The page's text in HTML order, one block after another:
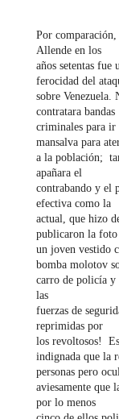
Por
Allende en los
años setentas
ferocidad del
sobre Venezuela.
contratara bandas
criminales para ir
mansalva para
a la población;
apañara el
contrabando y el
efectiva como la
actual, que hizo
publicaron la foto
un joven vestido
bomba molotov
carro de policía y
las
fuerzas de
reprimidas por
los revoltosos!
indignada que la
personas pero
aviesamente que
por lo menos